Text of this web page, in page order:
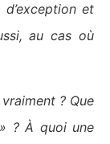
et
au cas où
? Que
? À quoi une